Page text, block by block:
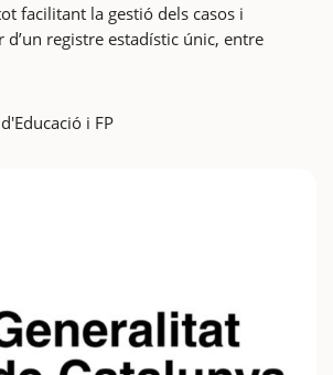
facilitant la gestió dels casos i
registre estadístic únic, entre
i FP